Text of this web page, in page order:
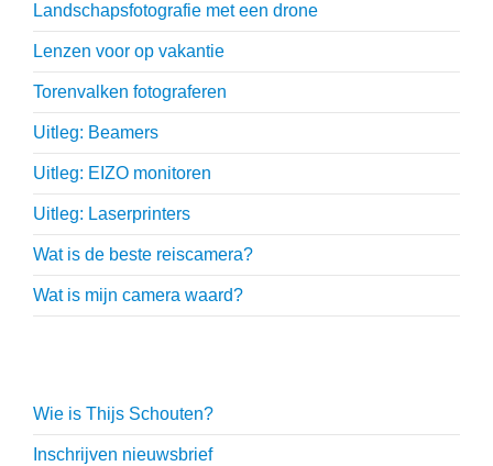
Landschapsfotografie met een drone
Lenzen voor op vakantie
Torenvalken fotograferen
Uitleg: Beamers
Uitleg: EIZO monitoren
Uitleg: Laserprinters
Wat is de beste reiscamera?
Wat is mijn camera waard?
Wie is Thijs Schouten?
Inschrijven nieuwsbrief